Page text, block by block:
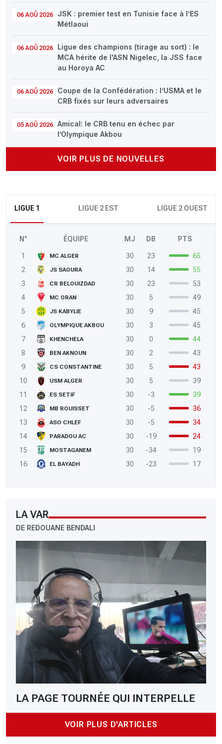
06 AOÛ 2026
JSK : premier test en Tunisie face à l’ES
Métlaoui
06 AOÛ 2026
Ligue des champions (tirage au sort) : le
MCA hérite de l'ASN Nigelec, la JSS face
au Horoya AC
06 AOÛ 2026
Coupe de la Confédération : l’USMA et le
CRB fixés sur leurs adversaires
05 AOÛ 2026
Amical: le CRB tenu en échec par
l’Olympique Akbou
VOIR PLUS DE NOUVELLES
LIGUE 1 LIGUE 2 EST LIGUE 2 OUEST
N° ÉQUIPE MJ DB PTS
1 MC ALGER 30 23
65
2
JS SAOURA 30 14
55
3
CR BELOUIZDAD 30 23
53
4
MC ORAN 30 5
49
5
JS KABYLIE 30 9
45
6
OLYMPIQUE AKBOU 30 3
45
7
KHENCHELA 30 0
44
8
BEN AKNOUN 30 2
43
9
CS CONSTANTINE 30 5
43
10
USM ALGER 30 5
39
11
ES SETIF 30 -3
39
12
MB ROUISSET 30 -5
36
13
ASO CHLEF 30 -5
34
14
PARADOU AC 30 -19
24
15
MOSTAGANEM 30 -34
19
16
EL BAYADH 30 -23 17
LA VAR
DE REDOUANE BENDALI
LA PAGE TOURNÉE QUI INTERPELLE
VOIR PLUS D'ARTICLES